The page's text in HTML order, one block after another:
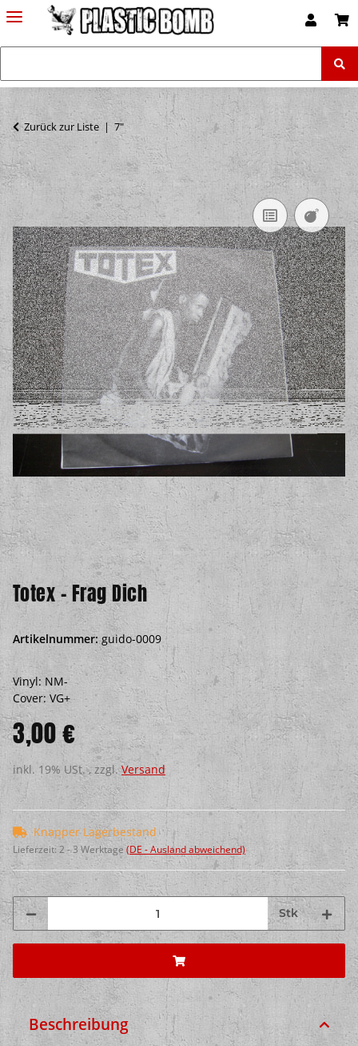
Zurück zur Liste 7"
Totex - Frag Dich
Artikelnummer:guido-0009
Vinyl: NM-
Cover: VG+
3,00 €
inkl. 19% USt. , zzgl.Versand
Knapper Lagerbestand
Lieferzeit: 2 - 3 Werktage(DE - Ausland abweichend)
Stk
Beschreibung